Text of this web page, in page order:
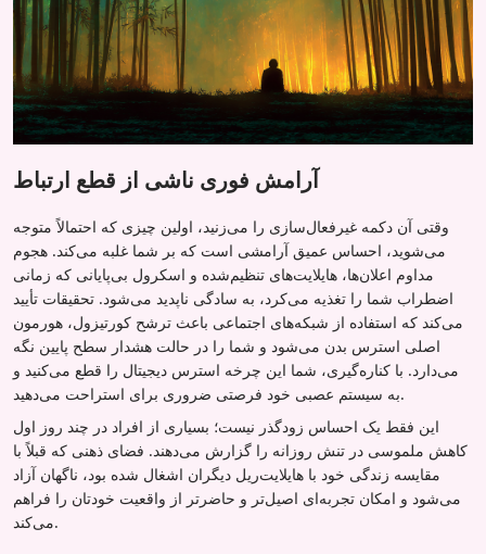
آرامش فوری ناشی از قطع ارتباط
وقتی آن دکمه غیرفعال‌سازی را می‌زنید، اولین چیزی که احتمالاً متوجه
می‌شوید، احساس عمیق آرامشی است که بر شما غلبه می‌کند. هجوم
مداوم اعلان‌ها، هایلایت‌های تنظیم‌شده و اسکرول بی‌پایانی که زمانی
اضطراب شما را تغذیه می‌کرد، به سادگی ناپدید می‌شود. تحقیقات تأیید
می‌کند که استفاده از شبکه‌های اجتماعی باعث ترشح کورتیزول، هورمون
اصلی استرس بدن می‌شود و شما را در حالت هشدار سطح پایین نگه
می‌دارد. با کناره‌گیری، شما این چرخه استرس دیجیتال را قطع می‌کنید و
به سیستم عصبی خود فرصتی ضروری برای استراحت می‌دهید.
این فقط یک احساس زودگذر نیست؛ بسیاری از افراد در چند روز اول
کاهش ملموسی در تنش روزانه را گزارش می‌دهند. فضای ذهنی که قبلاً با
مقایسه زندگی خود با هایلایت‌ریل دیگران اشغال شده بود، ناگهان آزاد
می‌شود و امکان تجربه‌ای اصیل‌تر و حاضرتر از واقعیت خودتان را فراهم
می‌کند.